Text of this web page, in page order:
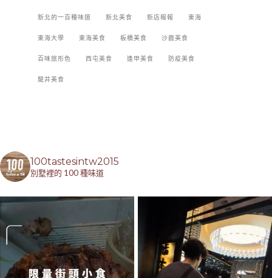
新北的一百種味道 新北美食 新店報報 東海
東海大學 東海美食 板橋美食 沙鹿美食
百味旅形色 西屯美食 逢甲美食 防疫美食
龍井美食
100tastesintw2015
別墅裡的 100 種味道